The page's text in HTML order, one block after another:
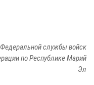
службы войск
по Республике Марий
Эл